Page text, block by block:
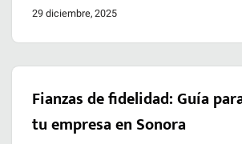
29 diciembre, 2025
Fianzas de fidelidad: Guía
tu empresa en Sonora